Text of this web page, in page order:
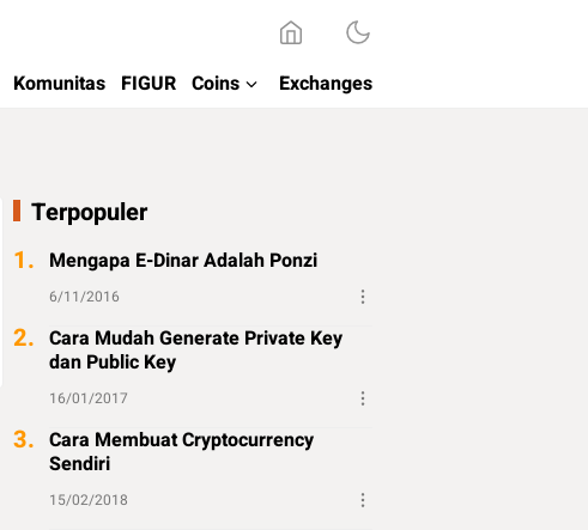
Komunitas FIGUR Coins Exchanges
Terpopuler
1. Mengapa E-Dinar Adalah Ponzi
6/11/2016
2. Cara Mudah Generate Private Key
dan Public Key
16/01/2017
3. Cara Membuat Cryptocurrency
Sendiri
15/02/2018